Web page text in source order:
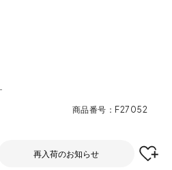
商品番号 F27052
再入荷のお知らせ